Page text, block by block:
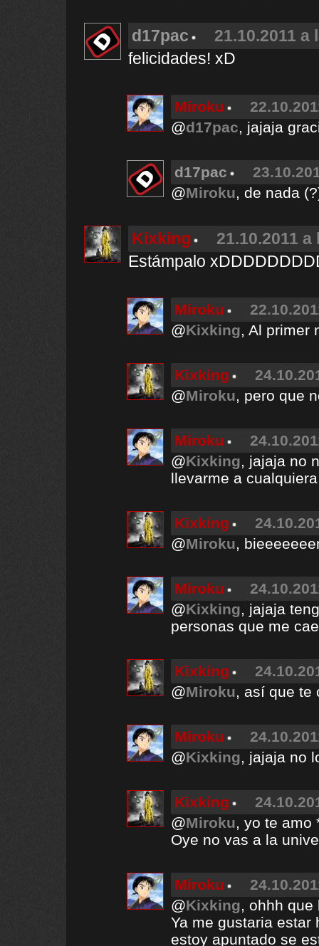
d17pac
21.10.2011 a
felicidades! xD
Miroku
@d17pac, jajaja
d17pac
@Miroku, de nada
Kixking
21.10.2011 a
Estámpalo
Miroku
@Kixking, Al primer
Kixking
@Miroku, pero que
Miroku
@Kixking, jajaja no
llevarme a
Kixking
@Miroku,
Miroku
@Kixking, jajaja
personas que me
Kixking
@Miroku, así que te
Miroku
@Kixking, jajaja no
Kixking
@Miroku, yo te amo
Oye no vas a la
Miroku
@Kixking, ohhh que
Ya me gustaria estar
estoy apuntado se